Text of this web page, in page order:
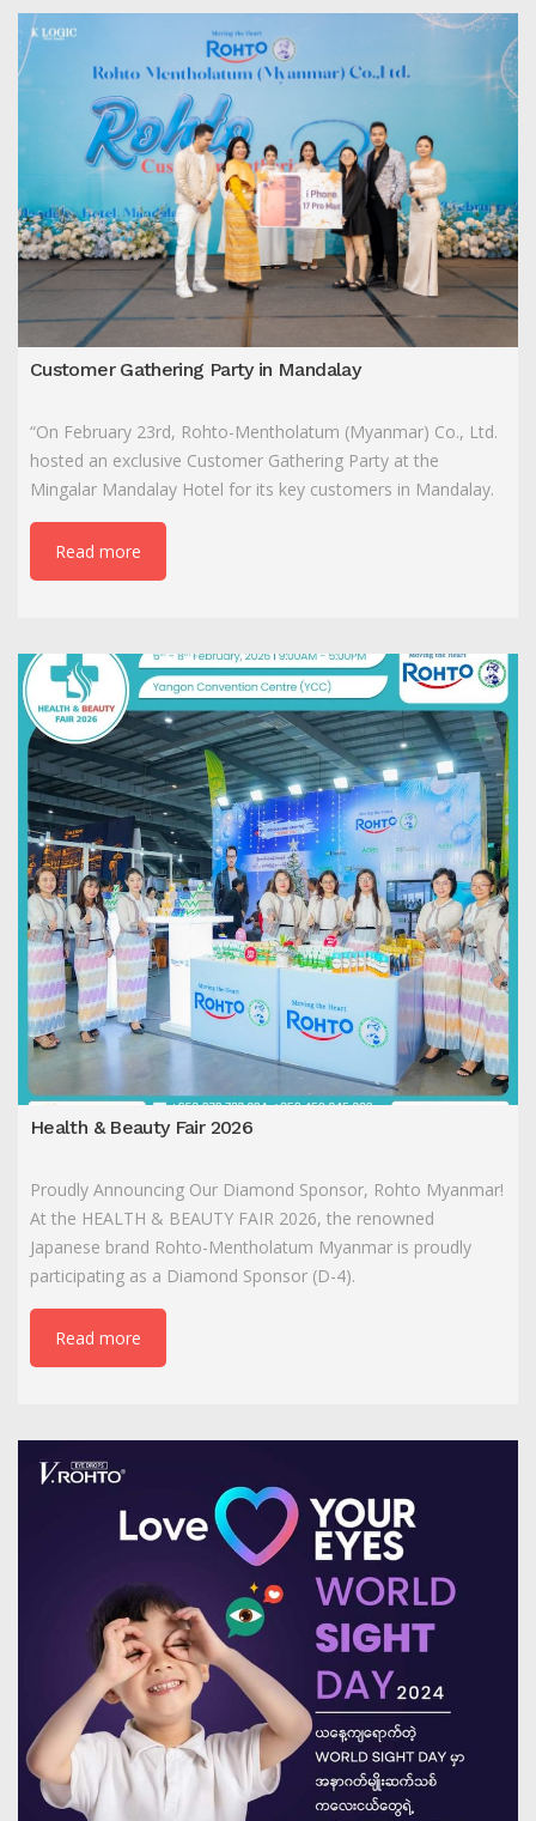
Customer Gathering Party in Mandalay
“On February 23rd, Rohto-Mentholatum (Myanmar) Co., Ltd.
hosted an exclusive Customer Gathering Party at the
Mingalar Mandalay Hotel for its key customers in Mandalay.
Read more
Health & Beauty Fair 2026
Proudly Announcing Our Diamond Sponsor, Rohto Myanmar!
At the HEALTH & BEAUTY FAIR 2026, the renowned
Japanese brand Rohto-Mentholatum Myanmar is proudly
participating as a Diamond Sponsor (D-4).
Read more